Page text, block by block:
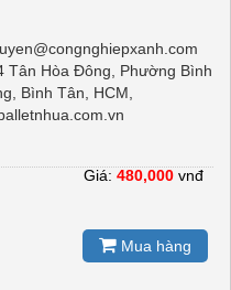
Tân Hòa Đông, Phường Bình
Bình Tân, HCM,
Giá: 480,000 vnđ
Mua hàng